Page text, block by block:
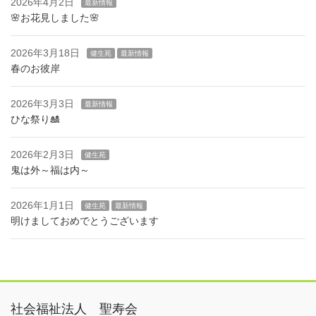
2026年4月2日 最新情報
🌸お花見しました🌸
2026年3月18日 健生苑 最新情報
春のお彼岸
2026年3月3日 最新情報
ひな祭り🎎
2026年2月3日 健生苑
鬼は外～福は内～
2026年1月1日 健生苑 最新情報
明けましておめでとうございます
社会福祉法人 聖寿会